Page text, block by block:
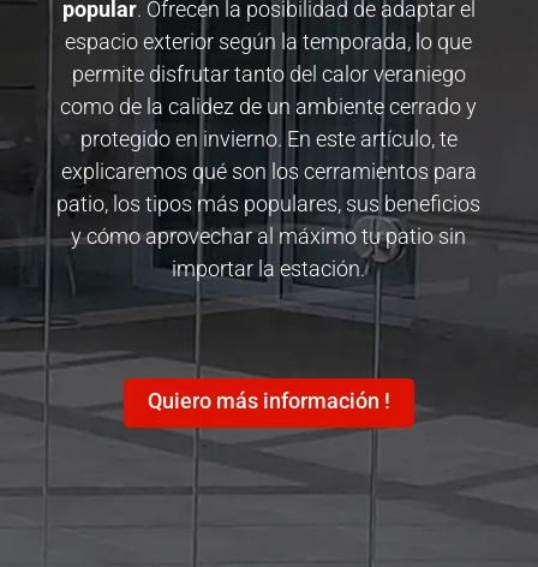
popular. Ofrecen la posibilidad de adaptar el
espacio exterior según la temporada, lo que
permite disfrutar tanto del calor veraniego
como de la calidez de un ambiente cerrado y
protegido en invierno. En este artículo, te
explicaremos qué son los cerramientos para
patio, los tipos más populares, sus beneficios
y cómo aprovechar al máximo tu patio sin
importar la estación.
Quiero más información !